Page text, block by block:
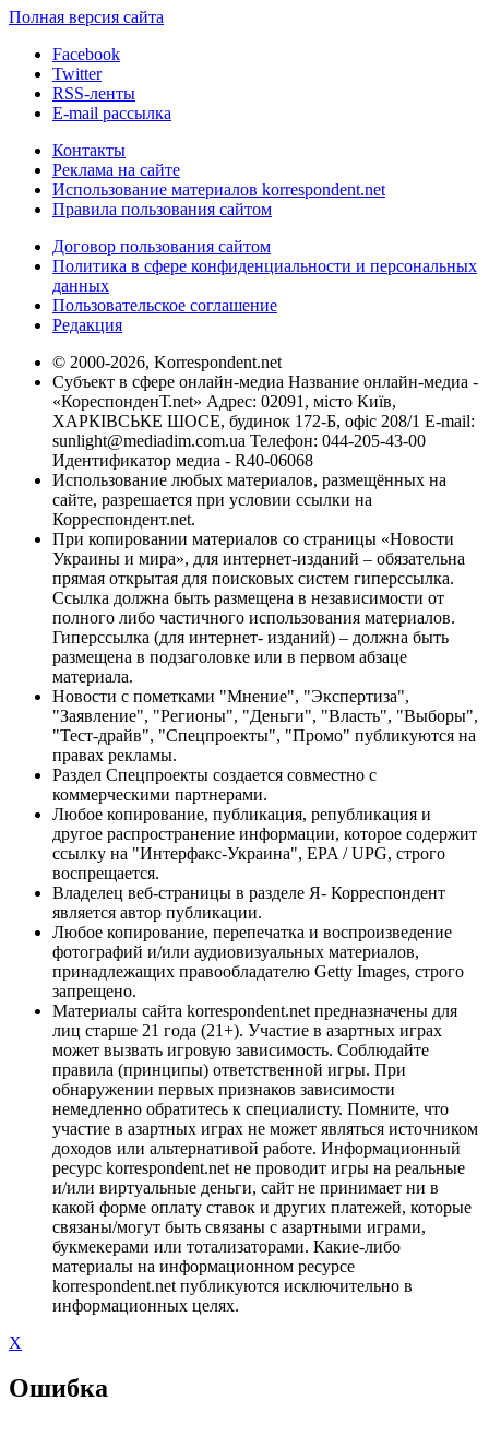
Полная версия сайта
Facebook
Twitter
RSS-ленты
E-mail рассылка
Контакты
Реклама на сайте
Использование материалов korrespondent.net
Правила пользования сайтом
Договор пользования сайтом
Политика в сфере конфиденциальности и персональных
данных
Пользовательское соглашение
Редакция
© 2000-2026, Korrespondent.net
Субъект в сфере онлайн-медиа Название онлайн-медиа -
«КореспонденТ.net» Адрес: 02091, місто Київ,
ХАРКІВСЬКЕ ШОСЕ, будинок 172-Б, офіс 208/1 E-mail:
sunlight@mediadim.com.ua Телефон: 044-205-43-00
Идентификатор медиа - R40-06068
Использование любых материалов, размещённых на
сайте, разрешается при условии ссылки на
Корреспондент.net.
При копировании материалов со страницы «Новости
Украины и мира», для интернет-изданий – обязательна
прямая открытая для поисковых систем гиперссылка.
Ссылка должна быть размещена в независимости от
полного либо частичного использования материалов.
Гиперссылка (для интернет- изданий) – должна быть
размещена в подзаголовке или в первом абзаце
материала.
Новости с пометками "Мнение", "Экспертиза",
"Заявление", "Регионы", "Деньги", "Власть", "Выборы",
"Тест-драйв", "Спецпроекты", "Промо" публикуются на
правах рекламы.
Раздел Спецпроекты создается совместно с
коммерческими партнерами.
Любое копирование, публикация, републикация и
другое распространение информации, которое содержит
ссылку на "Интерфакс-Украина", EPA / UPG, строго
воспрещается.
Владелец веб-страницы в разделе Я- Корреспондент
является автор публикации.
Любое копирование, перепечатка и воспроизведение
фотографий и/или аудиовизуальных материалов,
принадлежащих правообладателю Getty Images, строго
запрещено.
Материалы сайта korrespondent.net предназначены для
лиц старше 21 года (21+). Участие в азартных играх
может вызвать игровую зависимость. Соблюдайте
правила (принципы) ответственной игры. При
обнаружении первых признаков зависимости
немедленно обратитесь к специалисту. Помните, что
участие в азартных играх не может являться источником
доходов или альтернативой работе. Информационный
ресурс korrespondent.net не проводит игры на реальные
и/или виртуальные деньги, сайт не принимает ни в
какой форме оплату ставок и других платежей, которые
связаны/могут быть связаны с азартными играми,
букмекерами или тотализаторами. Какие-либо
материалы на информационном ресурсе
korrespondent.net публикуются исключительно в
информационных целях.
X
Ошибка